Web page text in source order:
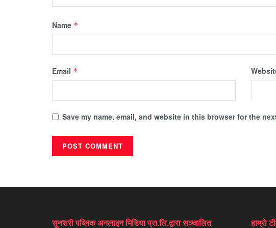
Name *
Email *
Save my name, email, and website in this browser for the
सुनसरी पब्लिक अनलाइन मिडिया प्रा.लि.द्वारा सञ्चालित हाम्राे